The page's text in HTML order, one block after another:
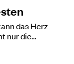
das Herz
nur die…